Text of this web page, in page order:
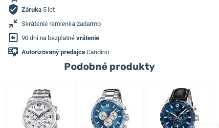
Záruka 5 let
Skrátenie remienka zadarmo
90 dní na bezplatné vrátenie
Autorizovaný predajca Candino
Podobné produkty